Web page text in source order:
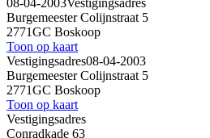
Burgemeester Colijnstraat 5
2771GC Boskoop
Toon op kaart
Vestigingsadres08-04-2003
Burgemeester Colijnstraat 5
2771GC Boskoop
Toon op kaart
Vestigingsadres
Conradkade 63